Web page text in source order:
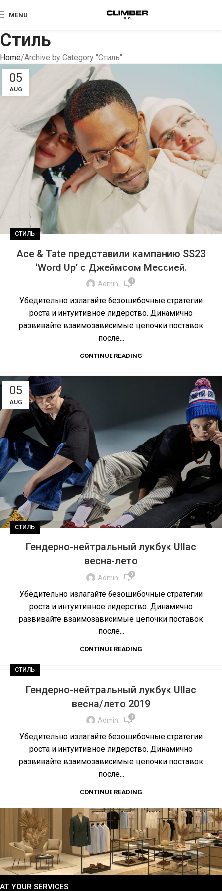
MENU
Стиль
Home Archive by Category "Стиль"
05
AUG
СТИЛЬ
Ace & Tate представили кампанию SS23
‘Word Up’ с Джеймсом Мессией.
Admin 0
Убедительно излагайте безошибочные стратегии
роста и интуитивное лидерство. Динамично
развивайте взаимозависимые цепочки поставок
после...
CONTINUE READING
05
AUG
СТИЛЬ
Гендерно-нейтральный лукбук Ullac
весна-лето
Admin 0
Убедительно излагайте безошибочные стратегии
роста и интуитивное лидерство. Динамично
развивайте взаимозависимые цепочки поставок
после...
CONTINUE READING
СТИЛЬ
Гендерно-нейтральный лукбук Ullac
весна/лето 2019
Admin 0
Убедительно излагайте безошибочные стратегии
роста и интуитивное лидерство. Динамично
развивайте взаимозависимые цепочки поставок
после...
CONTINUE READING
AT YOUR SERVICES